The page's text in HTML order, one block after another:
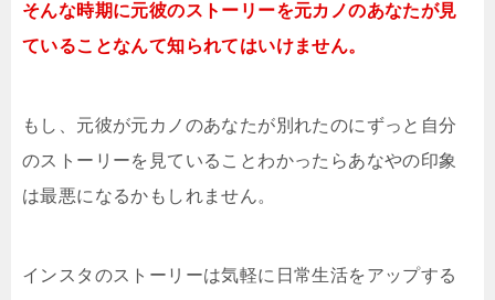
そんな時期に元彼のストーリーを元カノのあなたが見
ていることなんて知られてはいけません。
もし、元彼が元カノのあなたが別れたのにずっと自分
のストーリーを見ていることわかったらあなやの印象
は最悪になるかもしれません。
インスタのストーリーは気軽に日常生活をアップする